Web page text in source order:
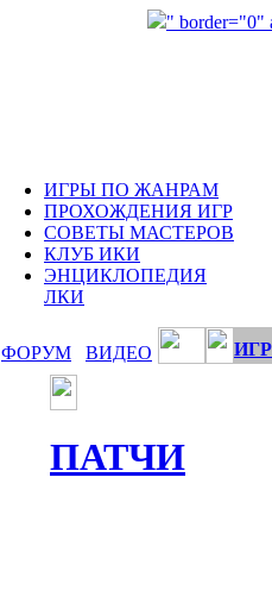
" border="0"
ИГРЫ ПО ЖАНРАМ
ПРОХОЖДЕНИЯ ИГР
СОВЕТЫ МАСТЕРОВ
КЛУБ ИКИ
ЭНЦИКЛОПЕДИЯ
ЛКИ
ФОРУМ ВИДЕО
ПАТЧИ